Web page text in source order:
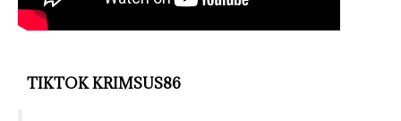
TIKTOK KRIMSUS86